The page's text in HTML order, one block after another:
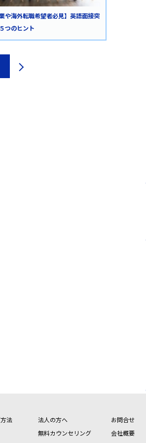
業や海外転職希望者必見】英語面接突
つのヒント
法
法人の方へ
無料カウンセリング
お問合せ
会社概要